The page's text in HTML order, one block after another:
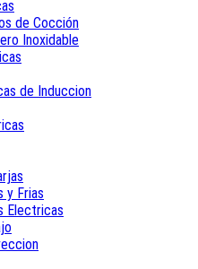
de Cocción
Inoxidable
de Induccion
y Frias
Electricas